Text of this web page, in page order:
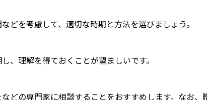
どを考慮して、適切な時期と方法を選びましょう。
、理解を得ておくことが望ましいです。
どの専門家に相談することをおすすめします。なお、